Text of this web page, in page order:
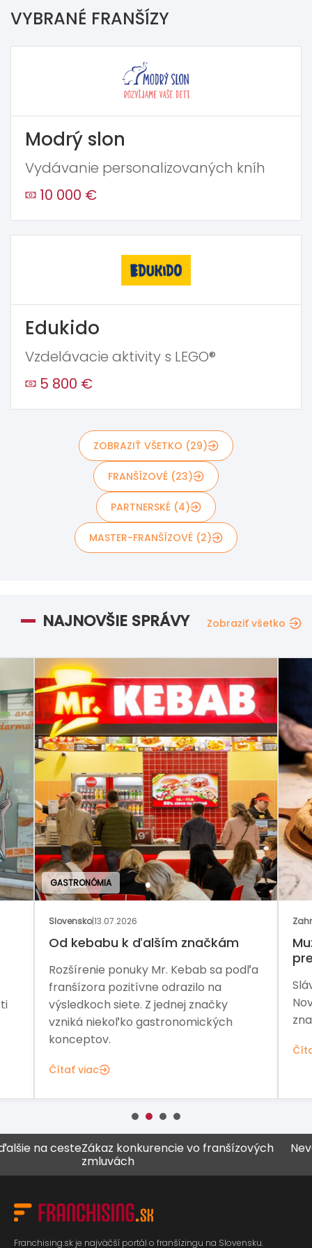
VYBRANÉ FRANŠÍZY
Modrý slon
Vydávanie personalizovaných kníh
10 000 €
Edukido
Vzdelávacie aktivity s LEGO®
5 800 €
ZOBRAZIŤ VŠETKO (29)
FRANŠÍZOVÉ (23)
PARTNERSKÉ (4)
MASTER-FRANŠÍZOVÉ (2)
NAJNOVŠIE SPRÁVY Zobraziť všetko
značkám
Kebab sa podľa
na
značky
Zahraničie
Muž, ktorý pomohol Arby’s,
Slávnu franšízu čaká ďalšia
Nový vlastník chce obnoviť rast
značky aj jej silnejšiu pozíciu na
na cesteZákaz konkurencie vo franšízových
zmluvách
Never
Franchising.sk je najväčší portál o franšízingu na Slovensku.